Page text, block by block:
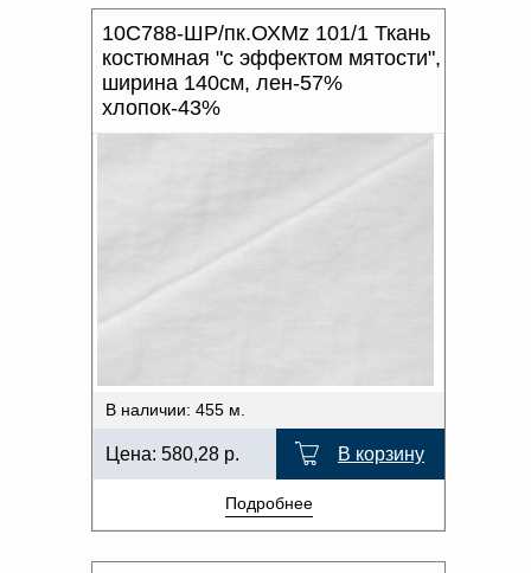
10С788-ШР/пк.ОХМz 101/1 Ткань
костюмная "с эффектом мятости",
ширина 140см, лен-57%
хлопок-43%
В наличии: 455 м.
Цена: 580,28 р. В корзину
Подробнее